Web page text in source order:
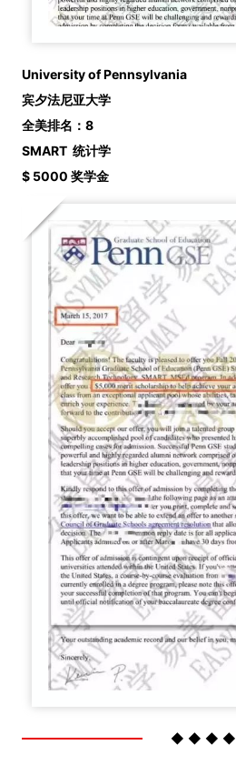
University of Pennsylvania
宾夕法尼亚大学
全美排名：8
SMART 统计学
$ 5000 奖学金
◆ ◆ ◆ ◆